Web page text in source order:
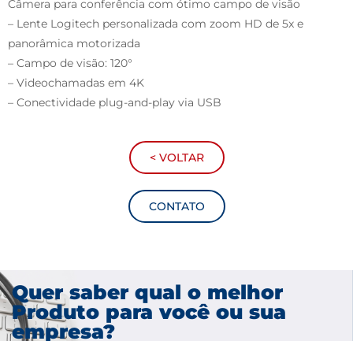
Câmera para conferência com ótimo campo de visão
– Lente Logitech personalizada com zoom HD de 5x e
panorâmica motorizada
– Campo de visão: 120°
– Videochamadas em 4K
– Conectividade plug-and-play via USB
< VOLTAR
CONTATO
Quer saber qual o melhor
Produto para você ou sua
empresa?